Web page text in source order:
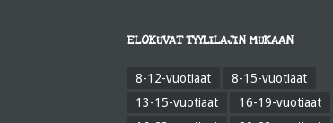
ELOKUVAT TYYLILAJIN MUKAAN
8-12-vuotiaat
8-15-vuotiaat
13-15-vuotiaat
16-19-vuotiaat